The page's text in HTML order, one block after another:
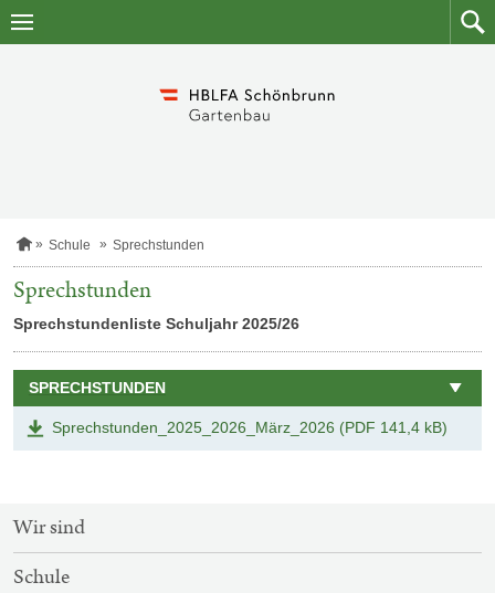
Zum
Zum
S
a
r
s
e
i
Schule Sprechstunden
Sprechstunden
Sprechstundenliste Schuljahr 2025/26
SPRECHSTUNDEN
Sprechstunden_2025_2026_März_2026 (PDF 141,4 kB)
SITEMAP-
NAVIGATION
Wir sind
Schule